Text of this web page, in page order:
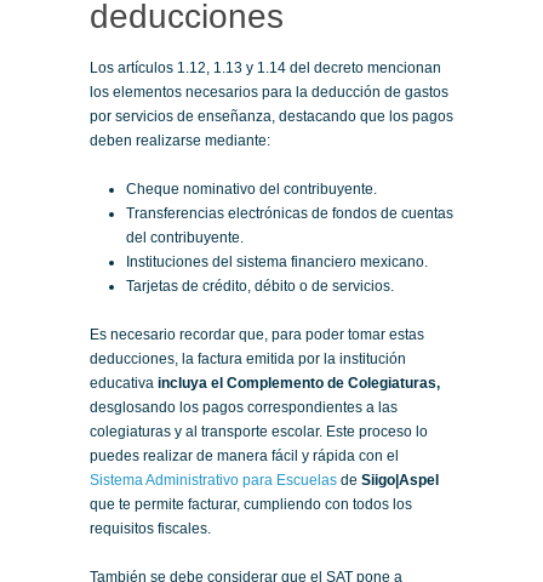
deducciones
Los artículos 1.12, 1.13 y 1.14 del decreto mencionan
los elementos necesarios para la deducción de gastos
por servicios de enseñanza, destacando que los pagos
deben realizarse mediante:
Cheque nominativo del contribuyente.
Transferencias electrónicas de fondos de cuentas
del contribuyente.
Instituciones del sistema financiero mexicano.
Tarjetas de crédito, débito o de servicios.
Es necesario recordar que, para poder tomar estas
deducciones, la factura emitida por la institución
educativa incluya el Complemento de Colegiaturas,
desglosando los pagos correspondientes a las
colegiaturas y al transporte escolar. Este proceso lo
puedes realizar de manera fácil y rápida con el
Sistema Administrativo para Escuelas de Siigo|Aspel
que te permite facturar, cumpliendo con todos los
requisitos fiscales.
También se debe considerar que el SAT pone a